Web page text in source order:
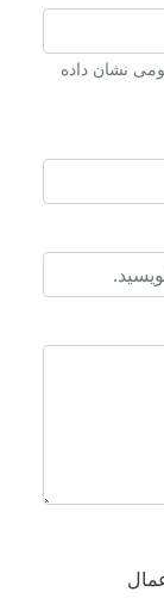
نشان داده